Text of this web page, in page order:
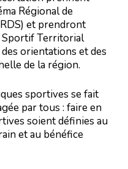
Régional de
et prendront
Sportif Territorial
orientations et des
de la région.
sportives se fait
par tous : faire en
soient définies au
et au bénéfice